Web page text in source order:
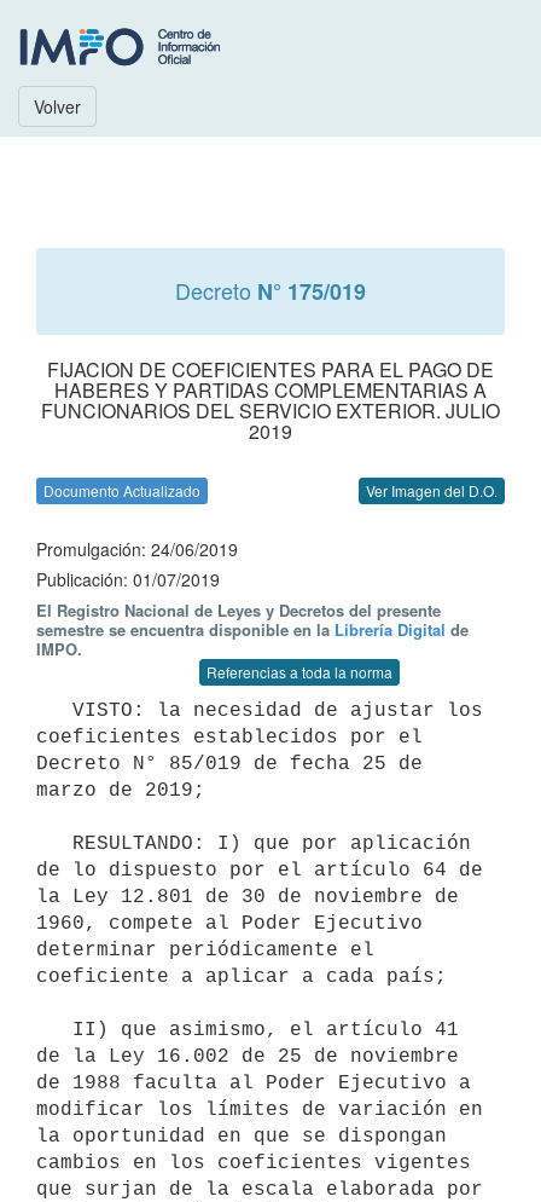
Volver
Decreto N° 175/019
FIJACION DE COEFICIENTES PARA EL PAGO DE
HABERES Y PARTIDAS COMPLEMENTARIAS A
FUNCIONARIOS DEL SERVICIO EXTERIOR. JULIO
2019
Documento Actualizado Ver Imagen del D.O.
Promulgación: 24/06/2019
Publicación: 01/07/2019
El Registro Nacional de Leyes y Decretos del presente
semestre se encuentra disponible en la Librería Digital de
IMPO.
Referencias a toda la norma
coeficientes establecidos por el
Decreto N° 85/019 de fecha 25 de
marzo de 2019;
de lo dispuesto por el artículo 64 de
la Ley 12.801 de 30 de noviembre de
1960, compete al Poder Ejecutivo
determinar periódicamente el
coeficiente a aplicar a cada país;
de la Ley 16.002 de 25 de noviembre
de 1988 faculta al Poder Ejecutivo a
modificar los límites de variación en
la oportunidad en que se dispongan
cambios en los coeficientes vigentes
que surjan de la escala elaborada por